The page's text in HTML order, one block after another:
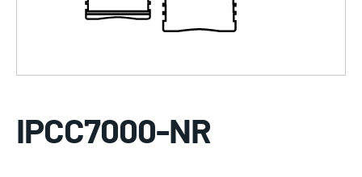
IPCC7000-NR